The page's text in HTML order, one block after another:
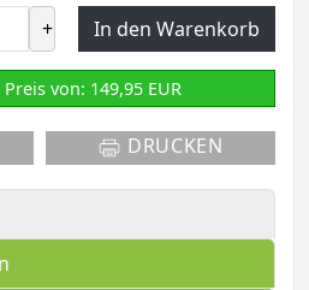
+ In den Warenkorb
von: 149,95 EUR
DRUCKEN